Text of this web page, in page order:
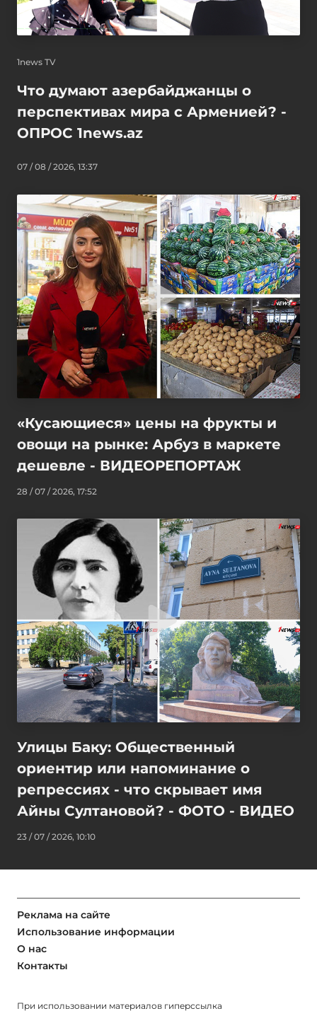
1news TV
Что думают азербайджанцы о
перспективах мира с Арменией? -
ОПРОС 1news.az
07 / 08 / 2026, 13:37
«Кусающиеся» цены на фрукты и
овощи на рынке: Арбуз в маркете
дешевле - ВИДЕОРЕПОРТАЖ
28 / 07 / 2026, 17:52
Улицы Баку: Общественный
ориентир или напоминание о
репрессиях - что скрывает имя
Айны Султановой? - ФОТО - ВИДЕО
23 / 07 / 2026, 10:10
Реклама на сайте
Использование информации
О нас
Контакты
При использовании материалов гиперссылка